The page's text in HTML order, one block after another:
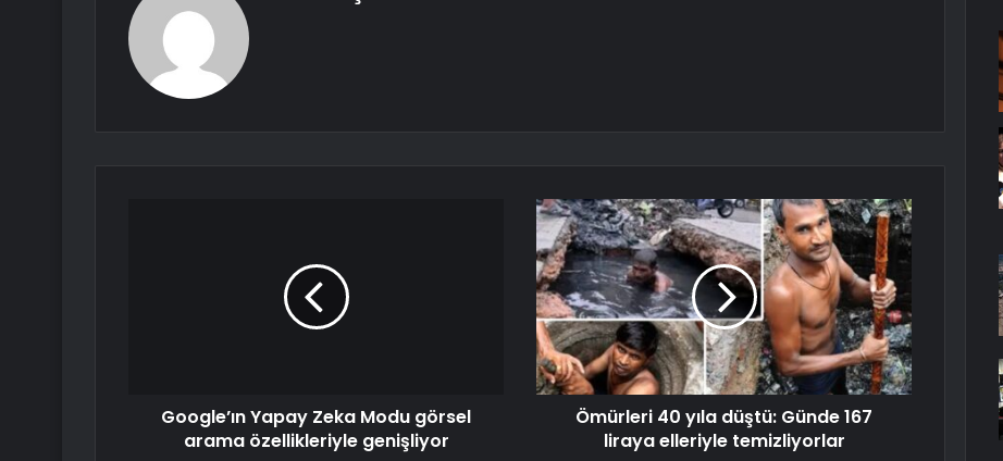
Google’ın Yapay Zeka Modu görsel
arama özellikleriyle genişliyor
Ömürleri 40 yıla düştü: Günde 167
liraya elleriyle temizliyorlar